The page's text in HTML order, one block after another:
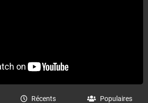
Récents Populaires